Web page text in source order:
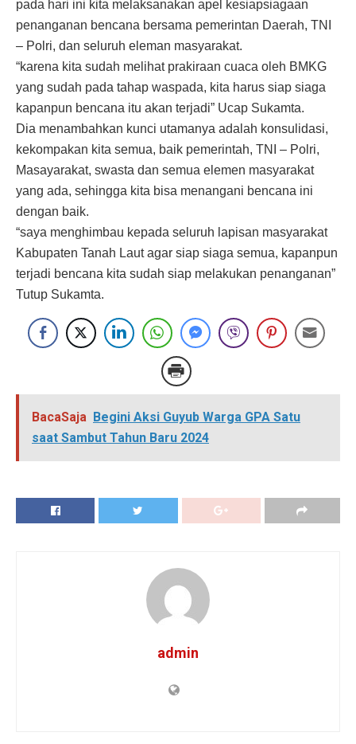
Masayarakat, swasta dan semua elemen masyarakat
yang ada, sehingga kita bisa menangani bencana ini
dengan baik.
“saya menghimbau kepada seluruh lapisan masyarakat
Kabupaten Tanah Laut agar siap siaga semua, kapanpun
terjadi bencana kita sudah siap melakukan penanganan”
Tutup Sukamta.
BacaSaja Begini Aksi Guyub Warga GPA Satu
saat Sambut Tahun Baru 2024
admin